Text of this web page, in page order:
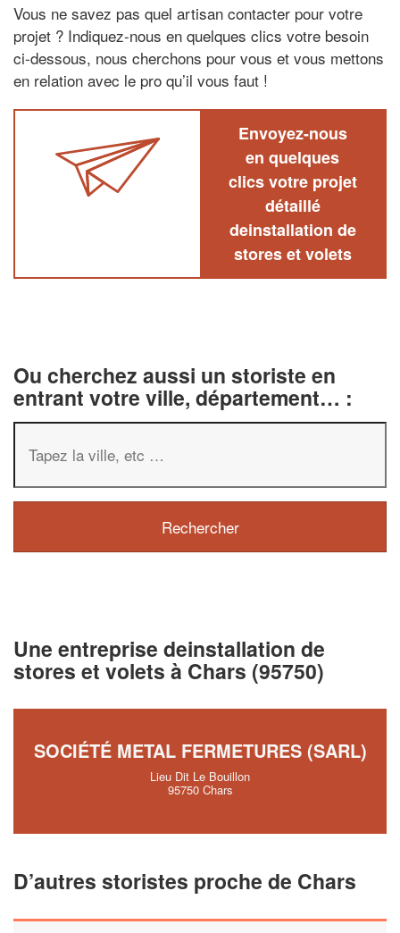
Vous ne savez pas quel artisan contacter pour votre
projet ? Indiquez-nous en quelques clics votre besoin
ci-dessous, nous cherchons pour vous et vous mettons
en relation avec le pro qu’il vous faut !
Envoyez-nous
en quelques
clics votre projet
détaillé
deinstallation de
stores et volets
Ou cherchez aussi un storiste en
entrant votre ville, département… :
Une entreprise deinstallation de
stores et volets à Chars (95750)
SOCIÉTÉ METAL FERMETURES (SARL)
Lieu Dit Le Bouillon
95750 Chars
D’autres storistes proche de Chars
Augmentez votrechiffre
vosmargestout en gagnant
En savoir plus